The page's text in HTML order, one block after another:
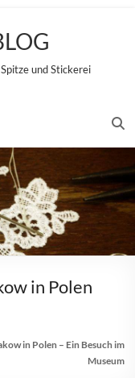
und Stickerei
in Polen
in Polen – Ein Besuch im
Museum